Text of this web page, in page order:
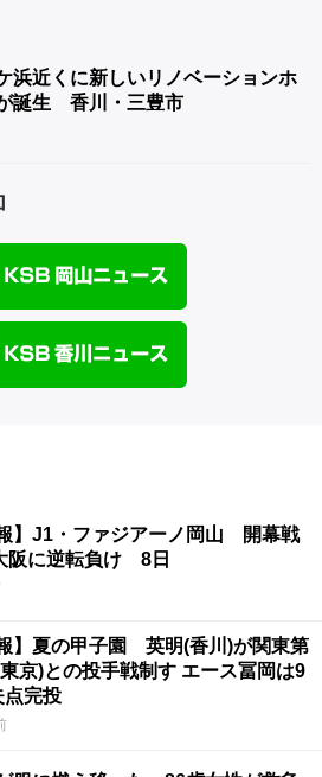
浜近くに新しいリノベーションホ
誕生 香川・三豊市
報】J1・ファジアーノ岡山 開幕戦
阪に逆転負け 8日
報】夏の甲子園 英明(香川)が関東第
京)との投手戦制す エース冨岡は9
点完投